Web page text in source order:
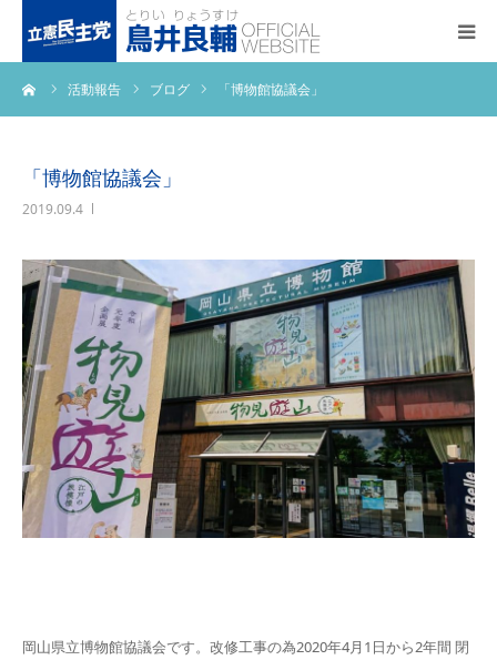
活動報告 ブログ 「博物館協議会」
「博物館協議会」
2019.09.4
岡山県立博物館協議会です。改修工事の為2020年4月1日から2年間 閉
トップページ
プロフィール
事務所アクセス
活動報告